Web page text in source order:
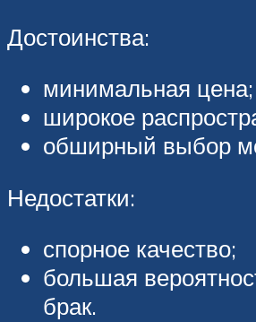
Достоинства:
минимальная цена;
широкое
обширный выбор
Недостатки:
спорное качество;
большая
брак.